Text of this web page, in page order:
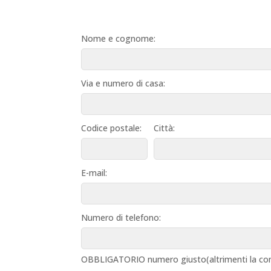
Nome e cognome:
Via e numero di casa:
Codice postale: Città:
E-mail:
Numero di telefono:
OBBLIGATORIO numero giusto(altrimenti la